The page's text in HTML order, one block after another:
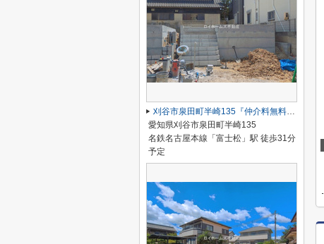
刈谷市泉田町半崎135『仲介料無料』新築戸建て
愛知県刈谷市泉田町半崎135
名鉄名古屋本線「富士松」駅 徒歩31分
予定